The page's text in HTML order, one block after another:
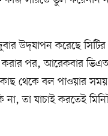
উদ্‌যাপন করেছে সিটির
পর, আরেকবার
থেকে বল পাওয়ার সময়
তা যাচাই করতেই